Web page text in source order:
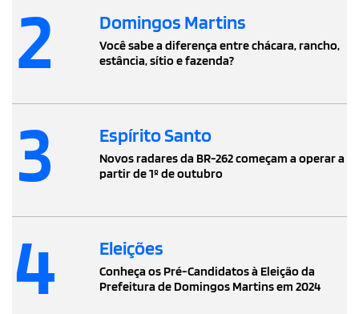
2 Domingos Martins
Você sabe a diferença entre chácara, rancho,
estância, sítio e fazenda?
3 Espírito Santo
Novos radares da BR-262 começam a operar a
partir de 1º de outubro
4 Eleições
Conheça os Pré-Candidatos à Eleição da
Prefeitura de Domingos Martins em 2024